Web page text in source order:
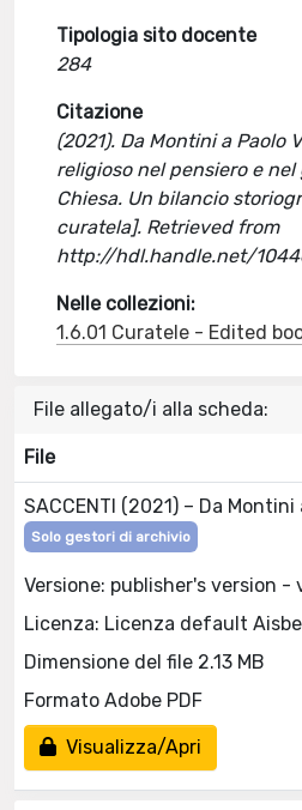
Tipologia sito docente
284
Citazione
(2021). Da Montini a Paolo
religioso nel pensiero e
Chiesa. Un bilancio
curatela]. Retrieved from
http://hdl.handle.net/
Nelle collezioni:
1.6.01 Curatele - Edited
File allegato/i alla scheda:
File
SACCENTI (2021) – Da
Solo gestori di archivio
Versione: publisher's version -
Licenza: Licenza default
Dimensione del file 2.13 MB
Formato Adobe PDF
Visualizza/Apri